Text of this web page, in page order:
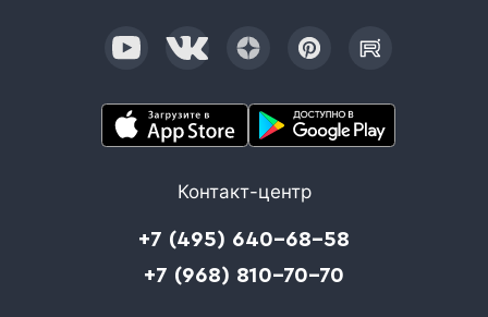
Контакт-центр
+7 (495) 640-68-58
+7 (968) 810-70-70